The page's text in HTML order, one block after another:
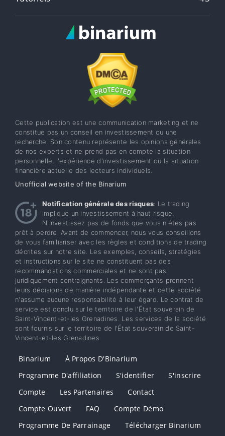
Cette publication est une communication marketing et ne
constitue pas un conseil en investissement ou une
recherche. Son contenu représente les opinions générales
de nos experts et ne prend pas en compte la situation
personnelle, l'expérience d'investissement ou la situation
financière actuelle des lecteurs individuels.
Unofficial website of the Binarium
Notification générale des risques: Le trading
implique un investissement à haut risque.
N'investissez pas de fonds que vous n'êtes pas
prêt à perdre. Avant de commencer, nous vous conseillons
de vous familiariser avec les règles et conditions de trading
décrites sur notre site. Les exemples, conseils, stratégies
et instructions sur le site ne constituent pas des
recommandations commerciales et ne sont pas
juridiquement contraignants. Les commerçants prennent
leurs décisions de manière indépendante et cette société
n'assume aucune responsabilité à leur égard. Le contrat de
service est conclu sur le territoire de l'État souverain de
Saint-Vincent-et-les Grenadines. Les services de la société
sont fournis sur le territoire de l'État souverain de Saint-
Vincent-et-les Grenadines.
Binarium
À Propos D'Binarium
Programme D'affiliation
S'identifier
S'inscrire
Compte
Les Partenaires
Contact
Compte Ouvert
FAQ
Compte Démo
Programme De Parrainage
Télécharger Binarium